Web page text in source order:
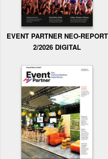
EVENT PARTNER NEO-REPORT
2/2026 DIGITAL